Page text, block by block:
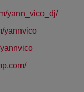
yann_vico_dj/
yannvico